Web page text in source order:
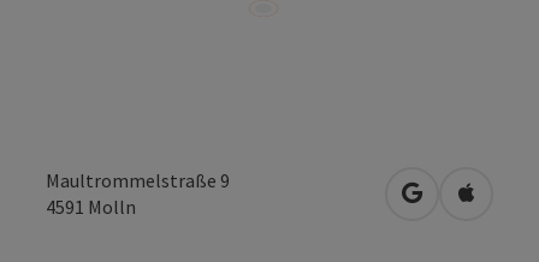
Maultrommelstraße 9
4591 Molln in Google
in